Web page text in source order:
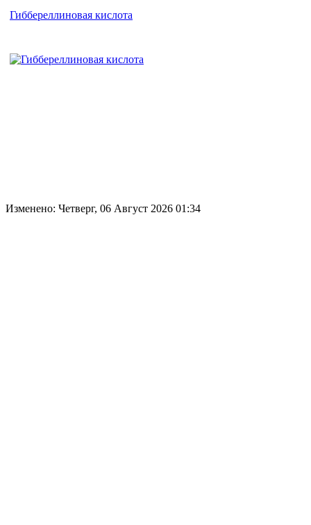
Гиббереллиновая кислота
Изменено: Четверг, 06 Август 2026 01:34